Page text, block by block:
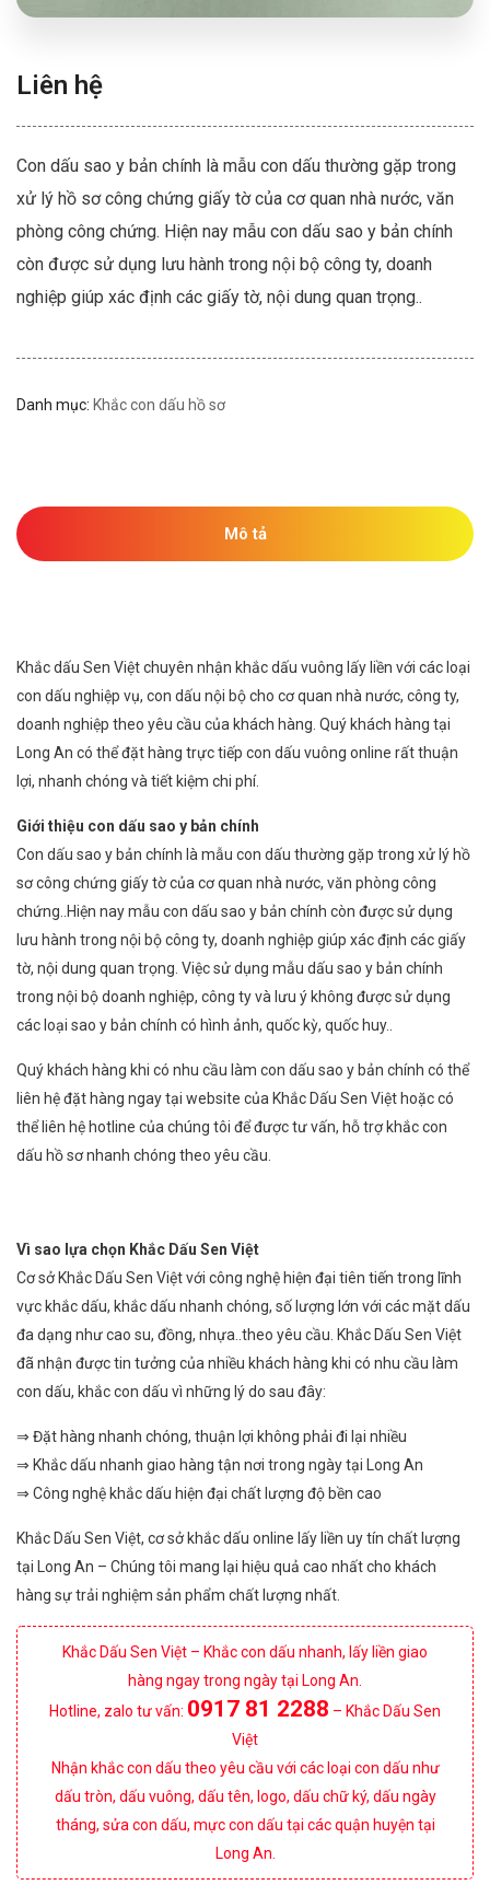
Liên hệ
Con dấu sao y bản chính là mẫu con dấu thường gặp trong
xử lý hồ sơ công chứng giấy tờ của cơ quan nhà nước, văn
phòng công chứng. Hiện nay mẫu con dấu sao y bản chính
còn được sử dụng lưu hành trong nội bộ công ty, doanh
nghiệp giúp xác định các giấy tờ, nội dung quan trọng..
Danh mục: Khắc con dấu hồ sơ
Mô tả
Khắc dấu Sen Việt chuyên nhận khắc dấu vuông lấy liền với các loại
con dấu nghiệp vụ, con dấu nội bộ cho cơ quan nhà nước, công ty,
doanh nghiệp theo yêu cầu của khách hàng. Quý khách hàng tại
Long An có thể đặt hàng trực tiếp con dấu vuông online rất thuận
lợi, nhanh chóng và tiết kiệm chi phí.
Giới thiệu con dấu sao y bản chính
Con dấu sao y bản chính là mẫu con dấu thường gặp trong xử lý hồ
sơ công chứng giấy tờ của cơ quan nhà nước, văn phòng công
chứng..Hiện nay mẫu con dấu sao y bản chính còn được sử dụng
lưu hành trong nội bộ công ty, doanh nghiệp giúp xác định các giấy
tờ, nội dung quan trọng. Việc sử dụng mẫu dấu sao y bản chính
trong nội bộ doanh nghiệp, công ty và lưu ý không được sử dụng
các loại sao y bản chính có hình ảnh, quốc kỳ, quốc huy..
Quý khách hàng khi có nhu cầu làm con dấu sao y bản chính có thể
liên hệ đặt hàng ngay tại website của Khắc Dấu Sen Việt hoặc có
thể liên hệ hotline của chúng tôi để được tư vấn, hỗ trợ khắc con
dấu hồ sơ nhanh chóng theo yêu cầu.
Vì sao lựa chọn Khắc Dấu Sen Việt
Cơ sở Khắc Dấu Sen Việt với công nghệ hiện đại tiên tiến trong lĩnh
vực khắc dấu, khắc dấu nhanh chóng, số lượng lớn với các mặt dấu
đa dạng như cao su, đồng, nhựa..theo yêu cầu. Khắc Dấu Sen Việt
đã nhận được tin tưởng của nhiều khách hàng khi có nhu cầu làm
con dấu, khắc con dấu vì những lý do sau đây:
⇒ Đặt hàng nhanh chóng, thuận lợi không phải đi lại nhiều
⇒ Khắc dấu nhanh giao hàng tận nơi trong ngày tại Long An
⇒ Công nghệ khắc dấu hiện đại chất lượng độ bền cao
Khắc Dấu Sen Việt, cơ sở khắc dấu online lấy liền uy tín chất lượng
tại Long An – Chúng tôi mang lại hiệu quả cao nhất cho khách
hàng sự trải nghiệm sản phẩm chất lượng nhất.
Khắc Dấu Sen Việt – Khắc con dấu nhanh, lấy liền giao
hàng ngay trong ngày tại Long An.
Hotline, zalo tư vấn: 0917 81 2288 – Khắc Dấu Sen
Việt
Nhận khắc con dấu theo yêu cầu với các loại con dấu như
dấu tròn, dấu vuông, dấu tên, logo, dấu chữ ký, dấu ngày
tháng, sửa con dấu, mực con dấu tại các quận huyện tại
Long An.